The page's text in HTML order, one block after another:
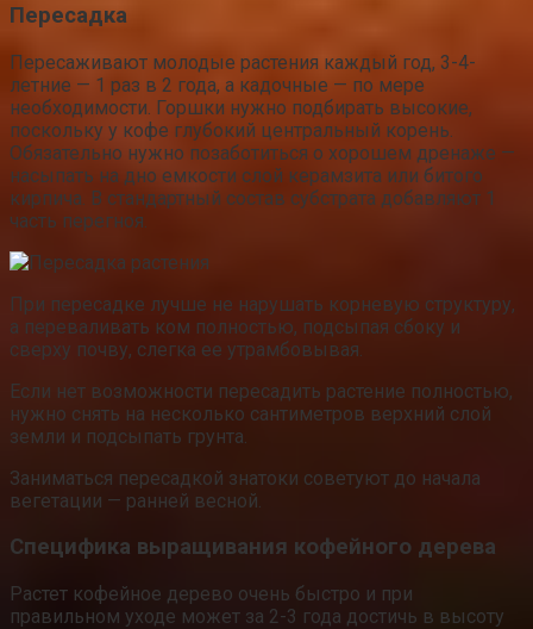
Пересадка
Пересаживают молодые растения каждый год, 3-4-
летние — 1 раз в 2 года, а кадочные — по мере
необходимости. Горшки нужно подбирать высокие,
поскольку у кофе глубокий центральный корень.
Обязательно нужно позаботиться о хорошем дренаже —
насыпать на дно емкости слой керамзита или битого
кирпича. В стандартный состав субстрата добавляют 1
часть перегноя.
При пересадке лучше не нарушать корневую структуру,
а переваливать ком полностью, подсыпая сбоку и
сверху почву, слегка ее утрамбовывая.
Если нет возможности пересадить растение полностью,
нужно снять на несколько сантиметров верхний слой
земли и подсыпать грунта.
Заниматься пересадкой знатоки советуют до начала
вегетации — ранней весной.
Специфика выращивания кофейного дерева
Растет кофейное дерево очень быстро и при
правильном уходе может за 2-3 года достичь в высоту